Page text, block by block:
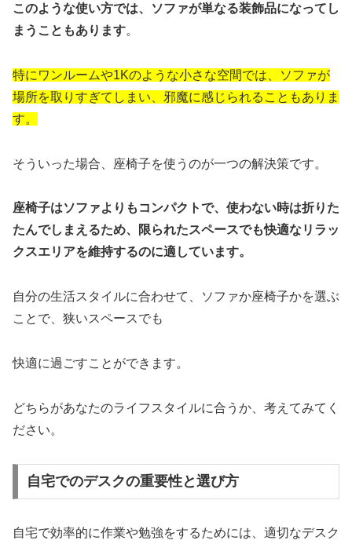
このような使い方では、ソファが単なる装飾品になってし
まうこともあります。
特にワンルームや1Kのような小さな空間では、ソファが
場所を取りすぎてしまい、邪魔に感じられることもありま
す。
そういった場合、座椅子を使うのが一つの解決策です。
座椅子はソファよりもコンパクトで、使わない時は折りた
たんでしまえるため、限られたスペースでも快適なリラッ
クスエリアを維持するのに適しています。
自分の生活スタイルに合わせて、ソファか座椅子かを選ぶ
ことで、狭いスペースでも
快適に過ごすことができます。
どちらがあなたのライフスタイルに合うか、考えてみてく
ださい。
自宅でのデスクの重要性と選び方
自宅で効率的に作業や勉強をするためには、適切なデスク